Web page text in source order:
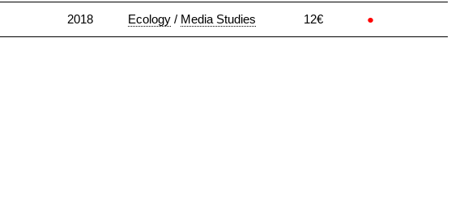
2018 Ecology / Media Studies 12€ ●